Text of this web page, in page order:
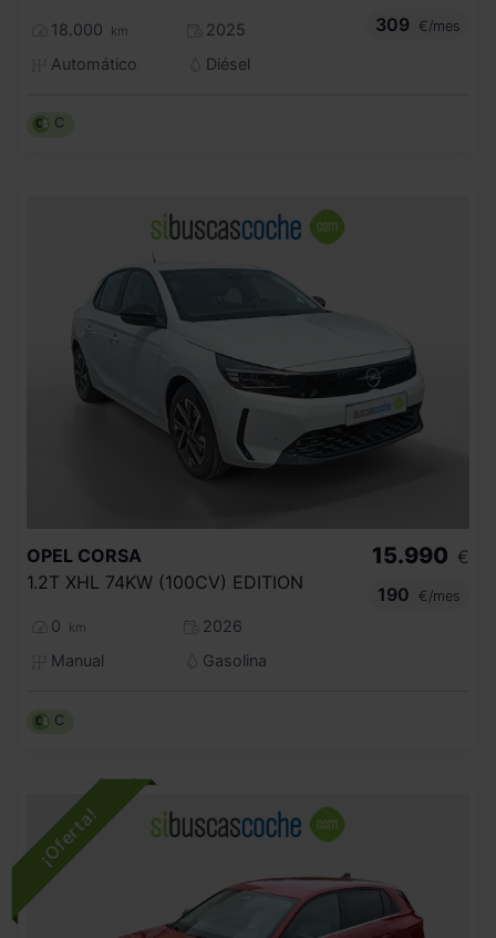
18.000 km
2025
Automático
Diésel
309
€/mes
C
OPEL CORSA
1.2T XHL 74KW (100CV) EDITION
0 km
2026
Manual
Gasolina
15.990 €
190
€/mes
C